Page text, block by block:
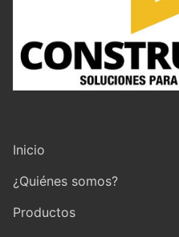
Inicio
¿Quiénes somos?
Productos